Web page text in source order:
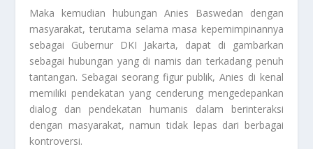
Maka kemudian hubungan Anies Baswedan dengan
masyarakat, terutama selama masa kepemimpinannya
sebagai Gubernur DKI Jakarta, dapat di gambarkan
sebagai hubungan yang di namis dan terkadang penuh
tantangan. Sebagai seorang figur publik, Anies di kenal
memiliki pendekatan yang cenderung mengedepankan
dialog dan pendekatan humanis dalam berinteraksi
dengan masyarakat, namun tidak lepas dari berbagai
kontroversi.